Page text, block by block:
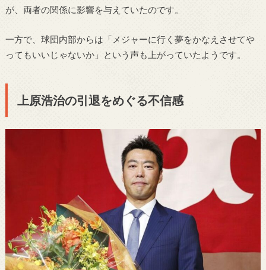
が、両者の関係に影響を与えていたのです。
一方で、球団内部からは「メジャーに行く夢をかなえさせてや
ってもいいじゃないか」という声も上がっていたようです。
上原浩治の引退をめぐる不信感